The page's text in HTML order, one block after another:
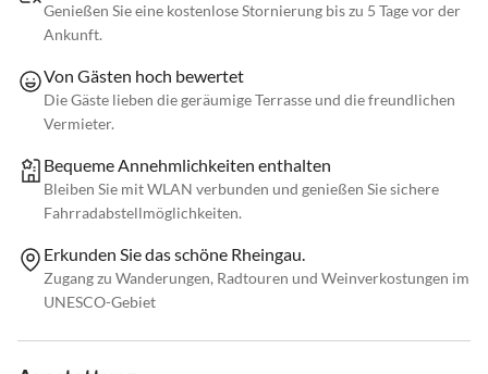
Genießen Sie eine kostenlose Stornierung bis zu 5 Tage vor der
Ankunft.
Von Gästen hoch bewertet
Die Gäste lieben die geräumige Terrasse und die freundlichen
Vermieter.
Bequeme Annehmlichkeiten enthalten
Bleiben Sie mit WLAN verbunden und genießen Sie sichere
Fahrradabstellmöglichkeiten.
Erkunden Sie das schöne Rheingau.
Zugang zu Wanderungen, Radtouren und Weinverkostungen im
UNESCO-Gebiet